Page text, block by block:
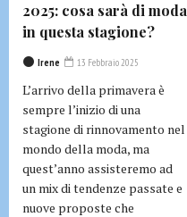
2025: cosa sarà di moda
in questa stagione?
Irene 13 Febbraio 2025
L’arrivo della primavera è
sempre l’inizio di una
stagione di rinnovamento nel
mondo della moda, ma
quest’anno assisteremo ad
un mix di tendenze passate e
nuove proposte che